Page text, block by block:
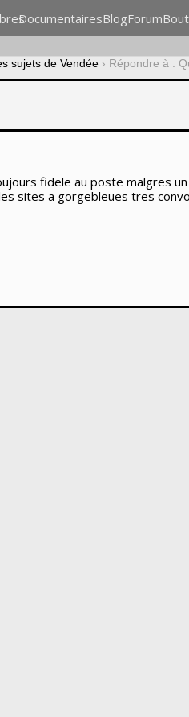
DocumentairesBlogForum
sujets de Vendée › Répondre à :
fidele au poste malgres
sites a gorgebleues tres